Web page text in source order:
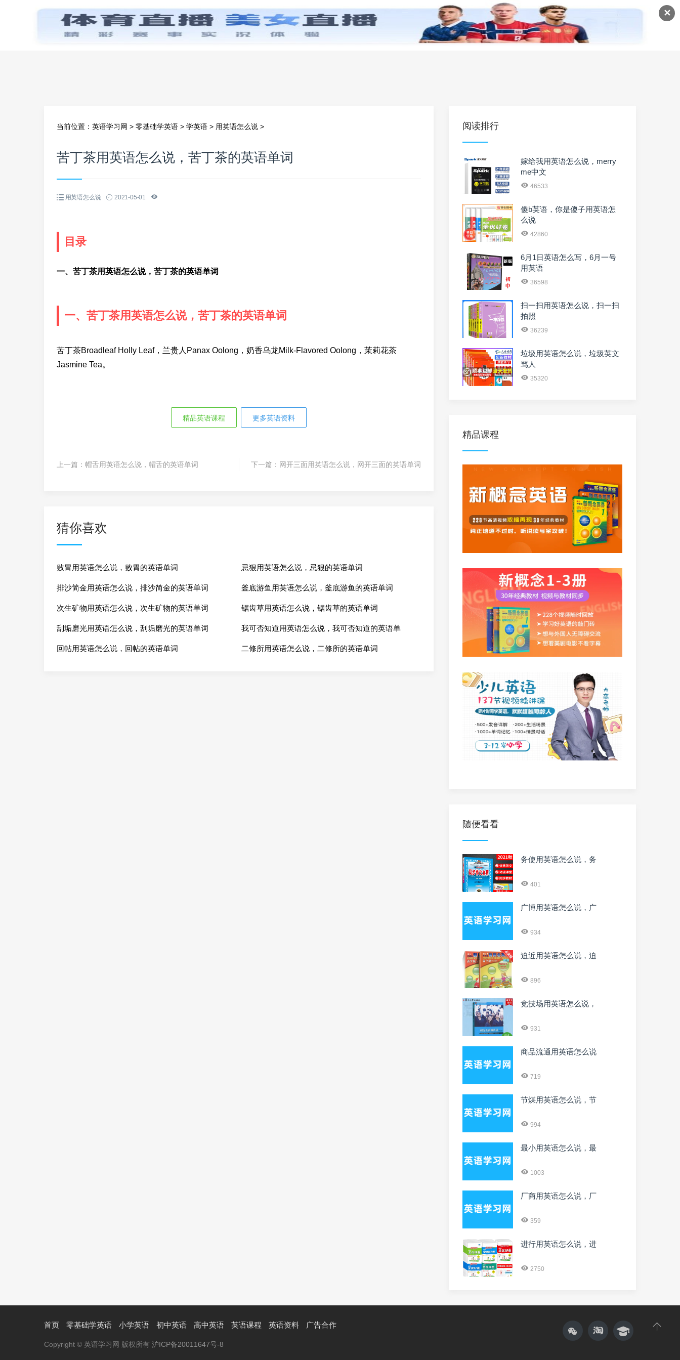
✕
首页 零基础学英语 小学英语 初中英语 高中英语 英语课程 英语资料
当前位置： 英语学习网 > 零基础学英语 > 学英语 > 用英语怎么说 >
苦丁茶用英语怎么说，苦丁茶的英语单词
用英语怎么说 2021-05-01
目录
一、苦丁茶用英语怎么说，苦丁茶的英语单词
一、苦丁茶用英语怎么说，苦丁茶的英语单词
苦丁茶Broadleaf Holly Leaf，兰贵人Panax Oolong，奶香乌龙Milk-Flavored Oolong，茉莉花茶
Jasmine Tea。
精品英语课程 更多英语资料
上一篇： 帽舌用英语怎么说，帽舌的英语单词 下一篇： 网开三面用英语怎么说，网开三面的英语单词
猜你喜欢
败胃用英语怎么说，败胃的英语单词 忌狠用英语怎么说，忌狠的英语单词
排沙简金用英语怎么说，排沙简金的英语单词 釜底游鱼用英语怎么说，釜底游鱼的英语单词
次生矿物用英语怎么说，次生矿物的英语单词 锯齿草用英语怎么说，锯齿草的英语单词
刮垢磨光用英语怎么说，刮垢磨光的英语单词 我可否知道用英语怎么说，我可否知道的英语单
回帖用英语怎么说，回帖的英语单词 二修所用英语怎么说，二修所的英语单词
阅读排行
嫁给我用英语怎么说，merry
me中文
46533
傻b英语，你是傻子用英语怎
么说
42860
6月1日英语怎么写，6月一号
用英语
36598
扫一扫用英语怎么说，扫一扫
拍照
36239
垃圾用英语怎么说，垃圾英文
骂人
35320
精品课程
随便看看
务使用英语怎么说，务
401
广博用英语怎么说，广
934
迫近用英语怎么说，迫
896
竞技场用英语怎么说，
931
商品流通用英语怎么说
719
节煤用英语怎么说，节
994
最小用英语怎么说，最
1003
厂商用英语怎么说，厂
359
进行用英语怎么说，进
2750
首页 零基础学英语 小学英语 初中英语 高中英语 英语课程 英语资料 广告合作
Copyright © 英语学习网 版权所有 沪ICP备20011647号-8